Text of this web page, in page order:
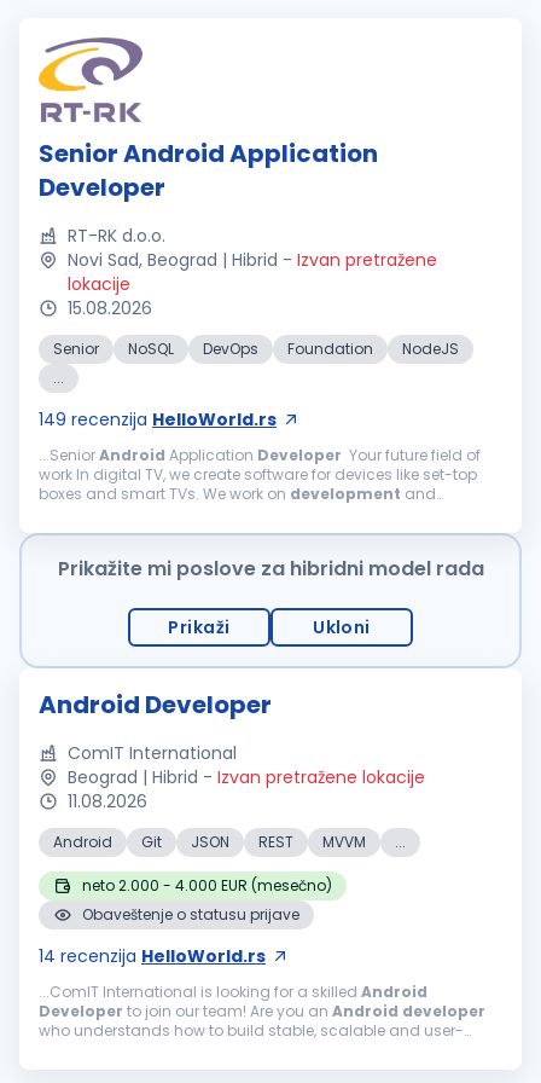
Senior Android Application
Developer
RT-RK d.o.o.
Novi Sad, Beograd | Hibrid - Izvan pretražene
lokacije
15.08.2026
Senior NoSQL DevOps Foundation
NodeJS
...
149 recenzija HelloWorld.rs
...SeniorAndroid Application Developer
work In digital TV, we create software for devices like set-top
boxes and smart TVs. We work on development and
AndroidTV, Linux...
Prikažite mi poslove za hibridni model rada
Prikaži Ukloni
Android Developer
ComIT International
Beograd | Hibrid - Izvan pretražene lokacije
11.08.2026
Android Git JSON REST MVVM ...
neto 2.000 - 4.000 EUR (mesečno)
Obaveštenje o statusu prijave
14 recenzija HelloWorld.rs
...ComIT International is looking for a skilled Android
Developer to join our team! Are you an Android developer
who understands how to build stable, scalable and user-
Android